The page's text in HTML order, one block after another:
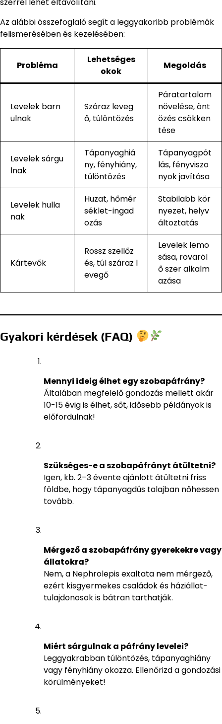
Az alábbi összefoglaló segít a leggyakoribb problémák
felismerésében és kezelésében:
Probléma
Lehetséges
okok
Megoldás
Levelek barn
ulnak
Száraz leveg
ő, túlöntözés
Páratartalom
növelése, önt
özés csökken
tése
Levelek sárgu
lnak
Tápanyaghiá
ny, fényhiány,
túlöntözés
Tápanyagpót
lás, fényviszo
nyok javítása
Levelek hulla
nak
Huzat, hőmér
séklet-ingad
ozás
Stabilabb kör
nyezet, helyv
áltoztatás
Kártevők
Rossz szellőz
és, túl száraz l
evegő
Levelek lemo
sása, rovaröl
ő szer alkalm
azása
Gyakori kérdések (FAQ)
Mennyi ideig élhet egy szobapáfrány?
Általában megfelelő gondozás mellett akár
10-15 évig is élhet, sőt, idősebb példányok is
előfordulnak!
Szükséges-e a szobapáfrányt átültetni?
Igen, kb. 2–3 évente ajánlott átültetni friss
földbe, hogy tápanyagdús talajban nőhessen
tovább.
Mérgező a szobapáfrány gyerekekre vagy
állatokra?
Nem, a Nephrolepis exaltata nem mérgező,
ezért kisgyermekes családok és háziállat-
tulajdonosok is bátran tarthatják.
Miért sárgulnak a páfrány levelei?
Leggyakrabban túlöntözés, tápanyaghiány
vagy fényhiány okozza. Ellenőrizd a gondozási
körülményeket!